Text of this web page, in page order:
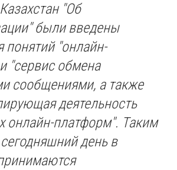
"Об
были введены
понятий "онлайн-
"сервис обмена
сообщениями, а также
деятельность
онлайн-платформ". Таким
день в